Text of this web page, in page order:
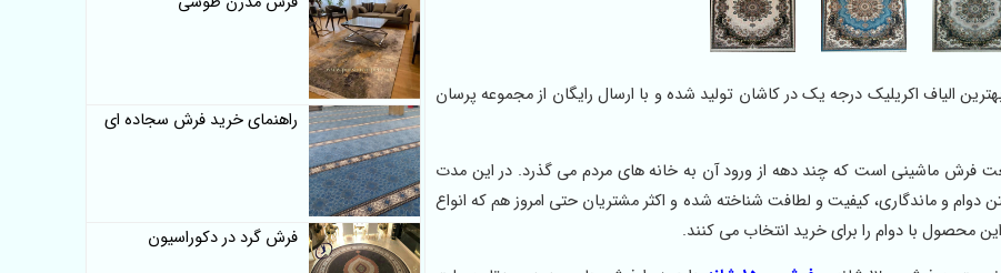
بهترین الیاف اکریلیک درجه یک در کاشان تولید شده و با ارسال رایگان از مجموعه پرسان
فرش ماشینی است که چند دهه از ورود آن به خانه های مردم می گذرد. در این مدت
و ماندگاری، کیفیت و لطافت شناخته شده و اکثر مشتریان حتی امروز هم که انواع
محصول با دوام را برای خرید انتخاب می کنند.
راهنمای خرید فرش سجاده ای
فرش گرد در دکوراسیون